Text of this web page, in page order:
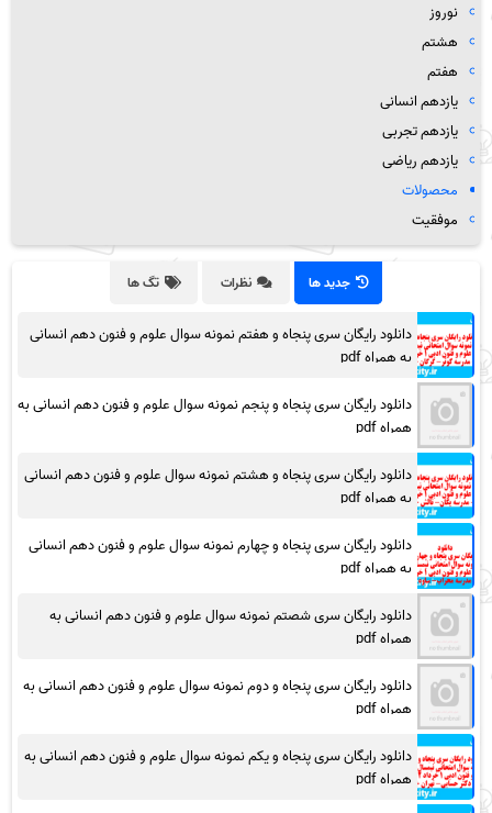
نوروز
هشتم
هفتم
یازدهم انسانی
یازدهم تجربی
یازدهم ریاضی
محصولات
موفقیت
جدید ها نظرات تگ ها
دانلود رایگان سری پنجاه و هفتم نمونه سوال علوم و فنون دهم انسانی
به همراه pdf
دانلود رایگان سری پنجاه و پنجم نمونه سوال علوم و فنون دهم انسانی به
همراه pdf
دانلود رایگان سری پنجاه و هشتم نمونه سوال علوم و فنون دهم انسانی
به همراه pdf
دانلود رایگان سری پنجاه و چهارم نمونه سوال علوم و فنون دهم انسانی
به همراه pdf
دانلود رایگان سری شصتم نمونه سوال علوم و فنون دهم انسانی به
همراه pdf
دانلود رایگان سری پنجاه و دوم نمونه سوال علوم و فنون دهم انسانی به
همراه pdf
دانلود رایگان سری پنجاه و یکم نمونه سوال علوم و فنون دهم انسانی به
همراه pdf